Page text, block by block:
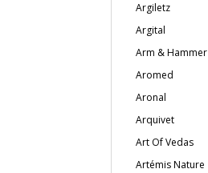
Argiletz
Argital
Arm & Hammer
Aromed
Aronal
Arquivet
Art Of Vedas
Artémis Nature